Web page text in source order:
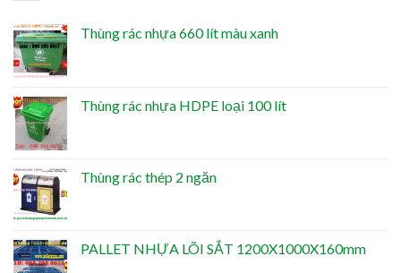
Thùng rác nhựa 660 lít màu xanh
Thùng rác nhựa HDPE loại 100 lít
Thùng rác thép 2 ngăn
PALLET NHỰA LÕI SẮT 1200X1000X160mm